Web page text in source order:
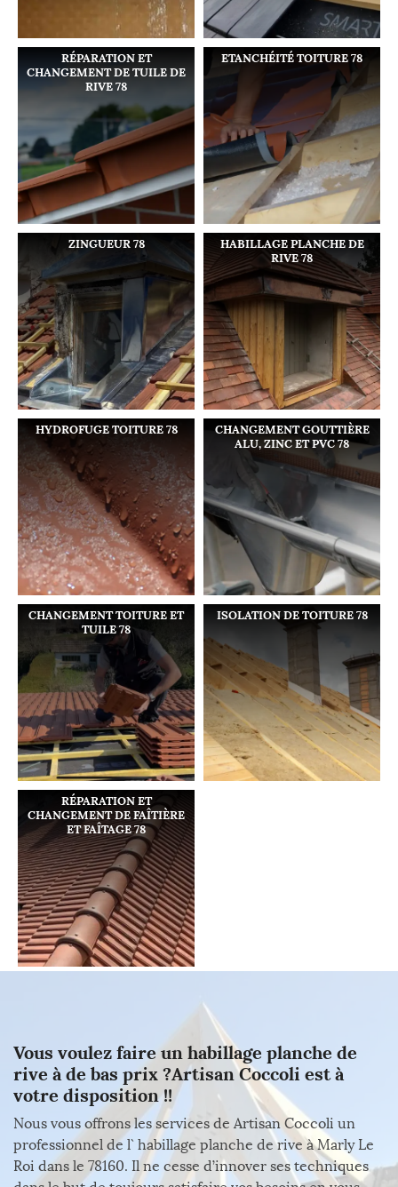
RÉPARATION ET
CHANGEMENT DE TUILE DE
RIVE 78
ETANCHÉITÉ TOITURE 78
ZINGUEUR 78
HABILLAGE PLANCHE DE
RIVE 78
HYDROFUGE TOITURE 78
CHANGEMENT GOUTTIÈRE
ALU, ZINC ET PVC 78
CHANGEMENT TOITURE ET
TUILE 78
ISOLATION DE TOITURE 78
RÉPARATION ET
CHANGEMENT DE FAÎTIÈRE
ET FAÎTAGE 78
Vous voulez faire un habillage planche de
rive à de bas prix ?Artisan Coccoli est à
votre disposition !!
Nous vous offrons les services de Artisan Coccoli un
professionnel de l` habillage planche de rive à Marly Le
Roi dans le 78160. Il ne cesse d’innover ses techniques